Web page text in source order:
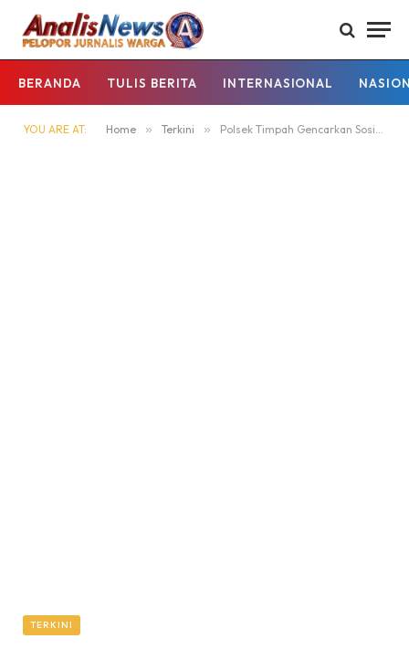
BERANDA TULIS BERITA INTERNASIONAL
YOU ARE AT: Home » Terkini » Polsek Timpah Gencarkan Sosialisasi Stop Illegal Mining di Kecamatan Timpah
TERKINI